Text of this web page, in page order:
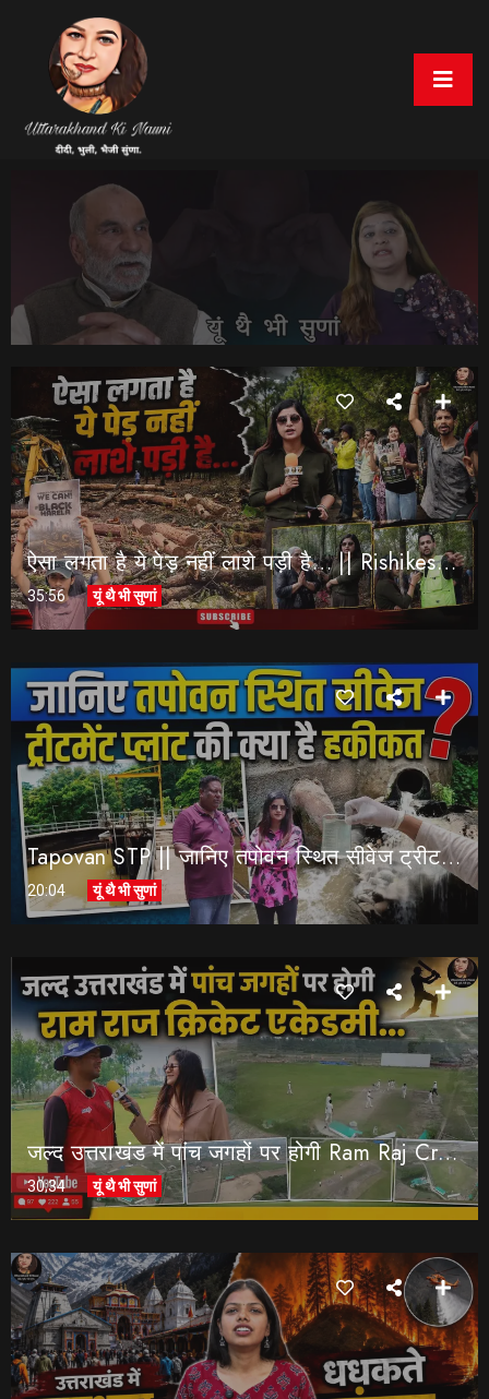
ऐसा लगता है ये पेड़ नहीं लाशे पड़ी है… || Rishikesh-Dehradun Highway || 7 Mod
35:56 यूं थै भी सुणां
Tapovan STP || जानिए तपोवन स्थित सीवेज ट्रीटमेंट प्लांट की क्या है हकीकत ? | 3.5 MLD Plant Rishikesh
20:04 यूं थै भी सुणां
जल्द उत्तराखंड में पांच जगहों पर होगी Ram Raj Cricket Academy…
30;34 यूं थै भी सुणां